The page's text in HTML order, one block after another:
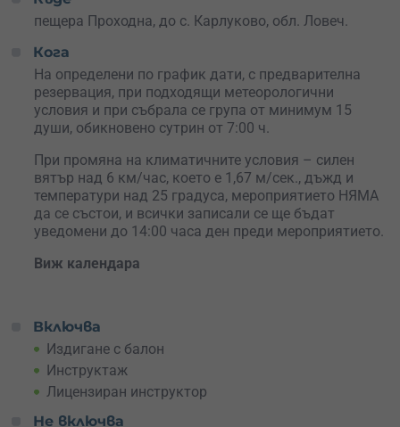
романтичен подарък или просто за да изненадаш
Изживей емоцията отиздигането с топловъздушен
балоннад незабравимите гледкикрай пещера
Проходна.Резервирай своето място още днес!
пещера Проходна, до с. Карлуково, обл. Ловеч.
Кога
На определени по график дати, с предварителна
резервация, при подходящи метеорологични
условия и при събрала се група от минимум 15
души, обикновено сутрин от 7:00 ч.
При промяна на климатичните условия – силен
вятър над 6 км/час, което е 1,67 м/сек., дъжд и
температури над 25 градуса, мероприятието НЯМА
да се състои, и всички записали се ще бъдат
уведомени до 14:00 часа ден преди мероприятието.
Виж календара
Включва
Издигане с балон
Инструктаж
Лицензиран инструктор
Не включва